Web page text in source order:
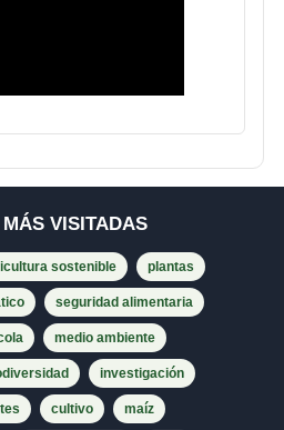
VISITADAS
sostenible plantas
seguridad alimentaria
medio ambiente
investigación
cultivo maíz